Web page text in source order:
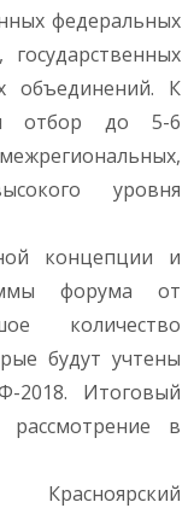
федеральных
объединений. К
отбор до 5-6
уровня
концепции и
форума от
количество
будут учтены
2018. Итоговый
в